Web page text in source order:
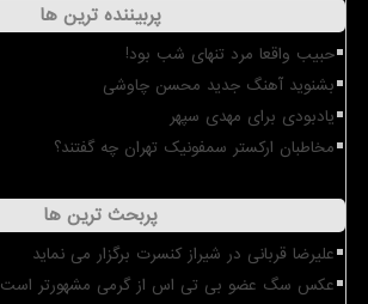
پربیننده ترین ها
حبیب واقعا مرد تنهای شب بود!
بشنوید آهنگ جدید محسن چاوشی
یادبودی برای مهدی سپهر
مخاطبان ارکستر سمفونیک تهران چه گفتند؟
پربحث ترین ها
علیرضا قربانی در شیراز کنسرت برگزار می نماید
عکس سگ عضو بی تی اس از گرمی مشهورتر است